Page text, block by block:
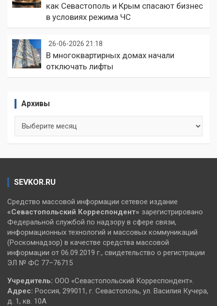
как Севастополь и Крым спасают бизнес
в условиях режима ЧС
26-06-2026 21:18
В многоквартирных домах начали
отключать лифты
Архивы
SEVKOR.RU
Средство массовой информации сетевое издание
«Севастопольский Корреспондент» зарегистрировано
Федеральной службой по надзору в сфере связи,
информационных технологий и массовых коммуникаций
(Роскомнадзор) в качестве средства массовой
информации от 06.09.2019 г., свидетельство о регистрации
ЭЛ № ФС 77–76715
Учредитель: ООО «Севастопольский Корреспондент».
Адрес: Россия, 299011, г. Севастополь, ул. Василия Кучера,
д. 1, кв. 10А